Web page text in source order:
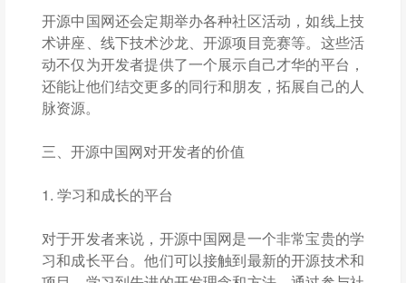
开源中国网还会定期举办各种社区活动，如线上技
术讲座、线下技术沙龙、开源项目竞赛等。这些活
动不仅为开发者提供了一个展示自己才华的平台，
还能让他们结交更多的同行和朋友，拓展自己的人
脉资源。
三、开源中国网对开发者的价值
1. 学习和成长的平台
对于开发者来说，开源中国网是一个非常宝贵的学
习和成长平台。他们可以接触到最新的开源技术和